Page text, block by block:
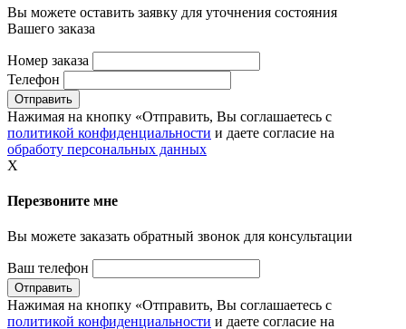
Вы можете оставить заявку для уточнения состояния
Вашего заказа
Номер заказа
Телефон
Нажимая на кнопку «Отправить, Вы соглашаетесь с
политикой конфиденциальности и даете согласие на
обработу персональных данных
X
Перезвоните мне
Вы можете заказать обратный звонок для консультации
Ваш телефон
Нажимая на кнопку «Отправить, Вы соглашаетесь с
политикой конфиденциальности и даете согласие на